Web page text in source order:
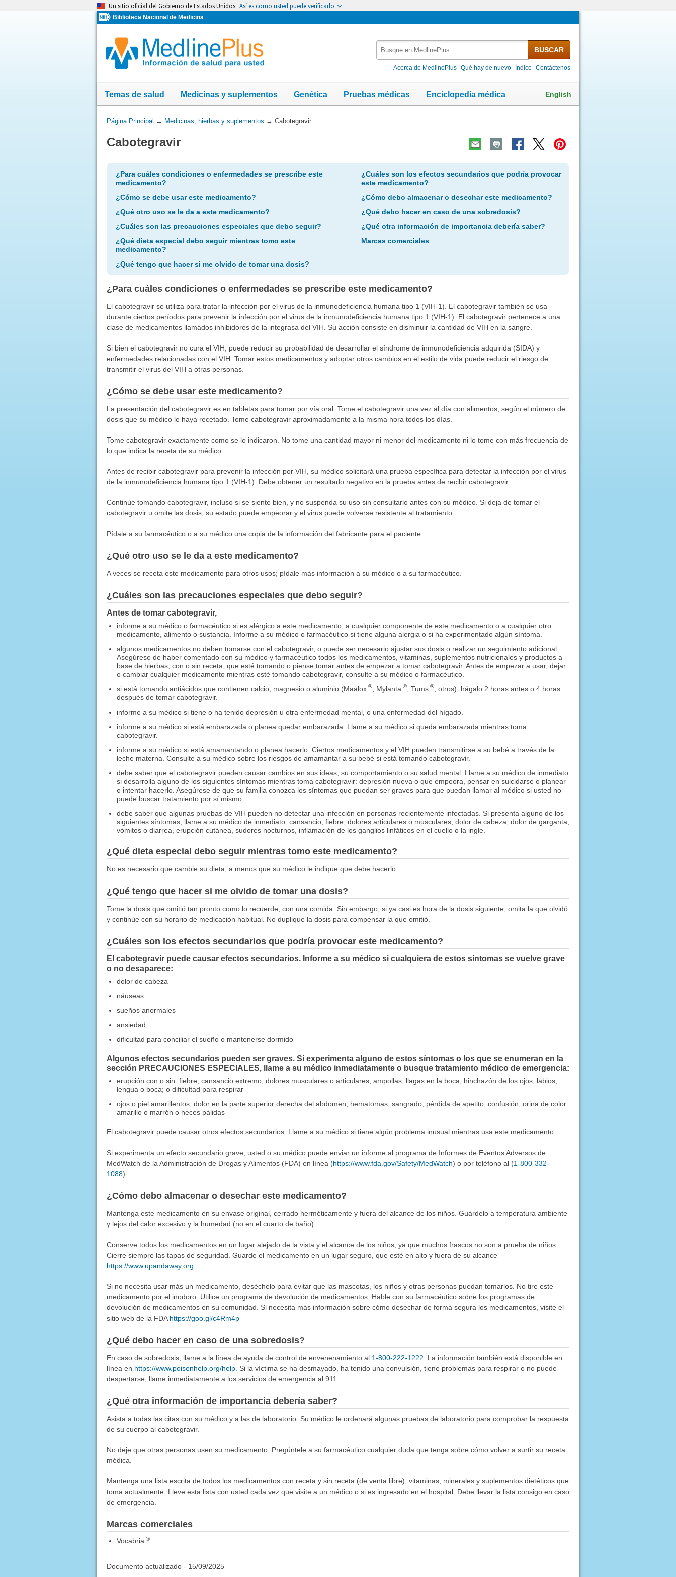
Un sitio oficial del Gobierno de Estados Unidos Así es como usted puede verificarlo
Biblioteca Nacional de Medicina
MedlinePlus
BUSCAR
Acerca de MedlinePlus Qué hay de nuevo Índice Contáctenos
Temas de salud Medicinas y suplementos Genética Pruebas médicas Enciclopedia médica English
Usted
aquí:
Página Principal → Medicinas, hierbas y suplementos → Cabotegravir
Cabotegravir
¿Para cuáles condiciones o enfermedades se prescribe este
medicamento?
¿Cómo se debe usar este medicamento?
¿Qué otro uso se le da a este medicamento?
¿Cuáles son las precauciones especiales que debo seguir?
¿Qué dieta especial debo seguir mientras tomo este
medicamento?
¿Qué tengo que hacer si me olvido de tomar una dosis?
¿Cuáles son los efectos secundarios que podría provocar
este medicamento?
¿Cómo debo almacenar o desechar este medicamento?
¿Qué debo hacer en caso de una sobredosis?
¿Qué otra información de importancia debería saber?
Marcas comerciales
¿Para cuáles condiciones o enfermedades se prescribe este medicamento?
El cabotegravir se utiliza para tratar la infección por el virus de la inmunodeficiencia humana tipo 1 (VIH-1). El cabotegravir también se usa
durante ciertos períodos para prevenir la infección por el virus de la inmunodeficiencia humana tipo 1 (VIH-1). El cabotegravir pertenece a una
clase de medicamentos llamados inhibidores de la integrasa del VIH. Su acción consiste en disminuir la cantidad de VIH en la sangre.
Si bien el cabotegravir no cura el VIH, puede reducir su probabilidad de desarrollar el síndrome de inmunodeficiencia adquirida (SIDA) y
enfermedades relacionadas con el VIH. Tomar estos medicamentos y adoptar otros cambios en el estilo de vida puede reducir el riesgo de
transmitir el virus del VIH a otras personas.
¿Cómo se debe usar este medicamento?
La presentación del cabotegravir es en tabletas para tomar por vía oral. Tome el cabotegravir una vez al día con alimentos, según el número de
dosis que su médico le haya recetado. Tome cabotegravir aproximadamente a la misma hora todos los días.
Tome cabotegravir exactamente como se lo indicaron. No tome una cantidad mayor ni menor del medicamento ni lo tome con más frecuencia de
lo que indica la receta de su médico.
Antes de recibir cabotegravir para prevenir la infección por VIH, su médico solicitará una prueba específica para detectar la infección por el virus
de la inmunodeficiencia humana tipo 1 (VIH-1). Debe obtener un resultado negativo en la prueba antes de recibir cabotegravir.
Continúe tomando cabotegravir, incluso si se siente bien, y no suspenda su uso sin consultarlo antes con su médico. Si deja de tomar el
cabotegravir u omite las dosis, su estado puede empeorar y el virus puede volverse resistente al tratamiento.
Pídale a su farmacéutico o a su médico una copia de la información del fabricante para el paciente.
¿Qué otro uso se le da a este medicamento?
A veces se receta este medicamento para otros usos; pídale más información a su médico o a su farmacéutico.
¿Cuáles son las precauciones especiales que debo seguir?
Antes de tomar cabotegravir,
informe a su médico o farmacéutico si es alérgico a este medicamento, a cualquier componente de este medicamento o a cualquier otro
medicamento, alimento o sustancia. Informe a su médico o farmacéutico si tiene alguna alergia o si ha experimentado algún síntoma.
algunos medicamentos no deben tomarse con el cabotegravir, o puede ser necesario ajustar sus dosis o realizar un seguimiento adicional.
Asegúrese de haber comentado con su médico y farmacéutico todos los medicamentos, vitaminas, suplementos nutricionales y productos a
base de hierbas, con o sin receta, que esté tomando o piense tomar antes de empezar a tomar cabotegravir. Antes de empezar a usar, dejar
o cambiar cualquier medicamento mientras esté tomando cabotegravir, consulte a su médico o farmacéutico.
si está tomando antiácidos que contienen calcio, magnesio o aluminio (Maalox ®, Mylanta ®, Tums ®
, otros), hágalo 2 horas antes o 4 horas
después de tomar cabotegravir.
informe a su médico si tiene o ha tenido depresión u otra enfermedad mental, o una enfermedad del hígado.
informe a su médico si está embarazada o planea quedar embarazada. Llame a su médico si queda embarazada mientras toma
cabotegravir.
informe a su médico si está amamantando o planea hacerlo. Ciertos medicamentos y el VIH pueden transmitirse a su bebé a través de la
leche materna. Consulte a su médico sobre los riesgos de amamantar a su bebé si está tomando cabotegravir.
debe saber que el cabotegravir pueden causar cambios en sus ideas, su comportamiento o su salud mental. Llame a su médico de inmediato
si desarrolla alguno de los siguientes síntomas mientras toma cabotegravir: depresión nueva o que empeora, pensar en suicidarse o planear
o intentar hacerlo. Asegúrese de que su familia conozca los síntomas que puedan ser graves para que puedan llamar al médico si usted no
puede buscar tratamiento por sí mismo.
debe saber que algunas pruebas de VIH pueden no detectar una infección en personas recientemente infectadas. Si presenta alguno de los
siguientes síntomas, llame a su médico de inmediato: cansancio, fiebre, dolores articulares o musculares, dolor de cabeza, dolor de garganta,
vómitos o diarrea, erupción cutánea, sudores nocturnos, inflamación de los ganglios linfáticos en el cuello o la ingle.
¿Qué dieta especial debo seguir mientras tomo este medicamento?
No es necesario que cambie su dieta, a menos que su médico le indique que debe hacerlo.
¿Qué tengo que hacer si me olvido de tomar una dosis?
Tome la dosis que omitió tan pronto como lo recuerde, con una comida. Sin embargo, si ya casi es hora de la dosis siguiente, omita la que olvidó
y continúe con su horario de medicación habitual. No duplique la dosis para compensar la que omitió.
¿Cuáles son los efectos secundarios que podría provocar este medicamento?
El cabotegravir puede causar efectos secundarios. Informe a su médico si cualquiera de estos síntomas se vuelve grave
o no desaparece:
dolor de cabeza
náuseas
sueños anormales
ansiedad
dificultad para conciliar el sueño o mantenerse dormido
Algunos efectos secundarios pueden ser graves. Si experimenta alguno de estos síntomas o los que se enumeran en la
sección PRECAUCIONES ESPECIALES, llame a su médico inmediatamente o busque tratamiento médico de emergencia:
erupción con o sin: fiebre; cansancio extremo; dolores musculares o articulares; ampollas; llagas en la boca; hinchazón de los ojos, labios,
lengua o boca; o dificultad para respirar
ojos o piel amarillentos, dolor en la parte superior derecha del abdomen, hematomas, sangrado, pérdida de apetito, confusión, orina de color
amarillo o marrón o heces pálidas
El cabotegravir puede causar otros efectos secundarios. Llame a su médico si tiene algún problema inusual mientras usa este medicamento.
Si experimenta un efecto secundario grave, usted o su médico puede enviar un informe al programa de Informes de Eventos Adversos de
MedWatch de la Administración de Drogas y Alimentos (FDA) en línea (https://www.fda.gov/Safety/MedWatch) o por teléfono al (1-800-332-
1088).
¿Cómo debo almacenar o desechar este medicamento?
Mantenga este medicamento en su envase original, cerrado herméticamente y fuera del alcance de los niños. Guárdelo a temperatura ambiente
y lejos del calor excesivo y la humedad (no en el cuarto de baño).
Conserve todos los medicamentos en un lugar alejado de la vista y el alcance de los niños, ya que muchos frascos no son a prueba de niños.
Cierre siempre las tapas de seguridad. Guarde el medicamento en un lugar seguro, que esté en alto y fuera de su alcance
https://www.upandaway.org
Si no necesita usar más un medicamento, deséchelo para evitar que las mascotas, los niños y otras personas puedan tomarlos. No tire este
medicamento por el inodoro. Utilice un programa de devolución de medicamentos. Hable con su farmacéutico sobre los programas de
devolución de medicamentos en su comunidad. Si necesita más información sobre cómo desechar de forma segura los medicamentos, visite el
sitio web de la FDAhttps://goo.gl/c4Rm4p
¿Qué debo hacer en caso de una sobredosis?
En caso de sobredosis, llame a la línea de ayuda de control de envenenamiento al 1-800-222-1222. La información también está disponible en
línea en https://www.poisonhelp.org/help. Si la víctima se ha desmayado, ha tenido una convulsión, tiene problemas para respirar o no puede
despertarse, llame inmediatamente a los servicios de emergencia al 911.
¿Qué otra información de importancia debería saber?
Asista a todas las citas con su médico y a las de laboratorio. Su médico le ordenará algunas pruebas de laboratorio para comprobar la respuesta
de su cuerpo al cabotegravir.
No deje que otras personas usen su medicamento. Pregúntele a su farmacéutico cualquier duda que tenga sobre cómo volver a surtir su receta
médica.
Mantenga una lista escrita de todos los medicamentos con receta y sin receta (de venta libre), vitaminas, minerales y suplementos dietéticos que
toma actualmente. Lleve esta lista con usted cada vez que visite a un médico o si es ingresado en el hospital. Debe llevar la lista consigo en caso
de emergencia.
Marcas comerciales
Vocabria ®
Documento actualizado - 15/09/2025